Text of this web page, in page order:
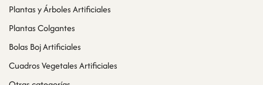
Plantas y Árboles Artificiales
Plantas Colgantes
Bolas Boj Artificiales
Cuadros Vegetales Artificiales